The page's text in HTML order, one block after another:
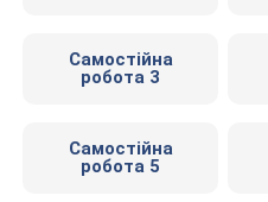
Самостійна
робота 3
Самостійна
робота 5